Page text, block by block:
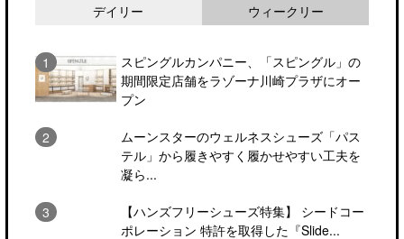
デイリー ウィークリー
スピングルカンパニー、「スピングル」の
期間限定店舗をラゾーナ川崎プラザにオー
プン
ムーンスターのウェルネスシューズ「パス
テル」から履きやすく履かせやすい工夫を
凝ら...
【ハンズフリーシューズ特集】 シードコー
ポレーション 特許を取得した『Slide...